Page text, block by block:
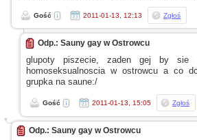
Gość 2011-01-13, 12:13 Zgłoś
Odp.: Sauny gay w Ostrowcu
glupoty piszecie, zaden gej by
homoseksualnosciaw ostrowcu a co
grupka na saune:/
Gość 2011-01-13, 15:05 Zgłoś
Odp.: Sauny gay w Ostrowcu